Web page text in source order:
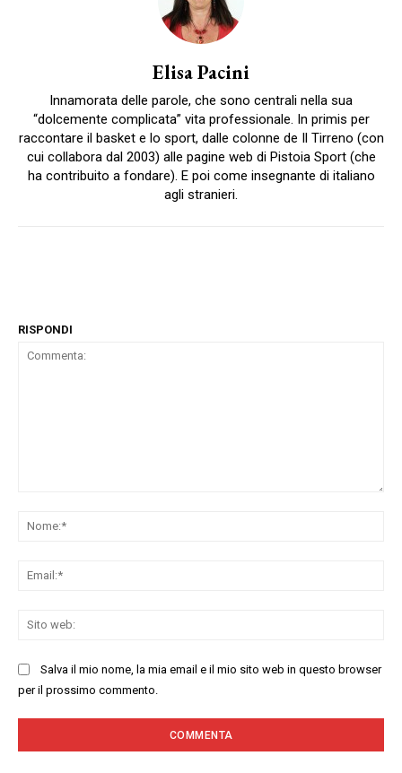
Elisa Pacini
Innamorata delle parole, che sono centrali nella sua
“dolcemente complicata” vita professionale. In primis per
raccontare il basket e lo sport, dalle colonne de Il Tirreno (con
cui collabora dal 2003) alle pagine web di Pistoia Sport (che
ha contribuito a fondare). E poi come insegnante di italiano
agli stranieri.
RISPONDI
Salva il mio nome, la mia email e il mio sito web in questo browser
per il prossimo commento.